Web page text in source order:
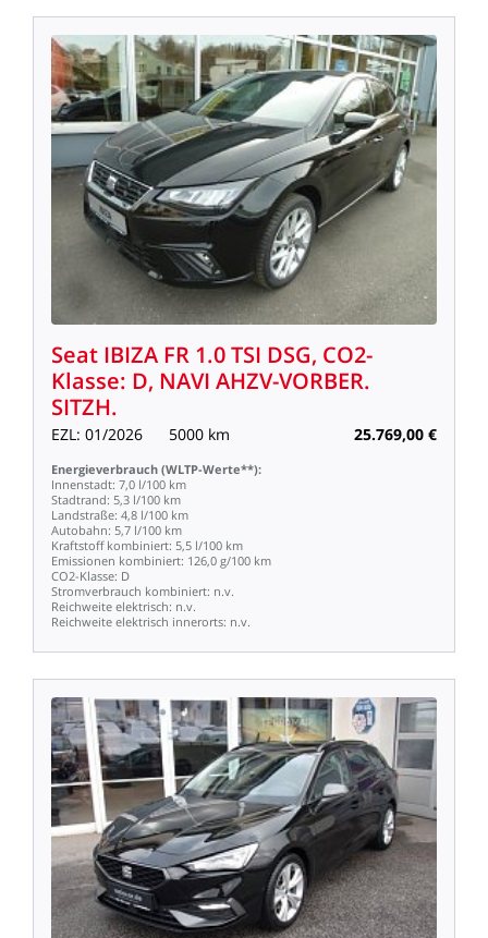
Seat IBIZA FR 1.0TSI DSG, CO2-
Klasse: D, NAVI AHZV-VORBER.
SITZH.
EZL: 01/2026 5000 km 25.769,00 €
Energieverbrauch (WLTP-Werte**):
Innenstadt: 7,0 l/100 km
Stadtrand: 5,3 l/100 km
Landstraße: 4,8 l/100 km
Autobahn: 5,7 l/100 km
Kraftstoff kombiniert: 5,5 l/100 km
Emissionen kombiniert: 126,0 g/100 km
CO2-Klasse: D
Stromverbrauch kombiniert: n.v.
Reichweite elektrisch: n.v.
Reichweite elektrisch innerorts: n.v.